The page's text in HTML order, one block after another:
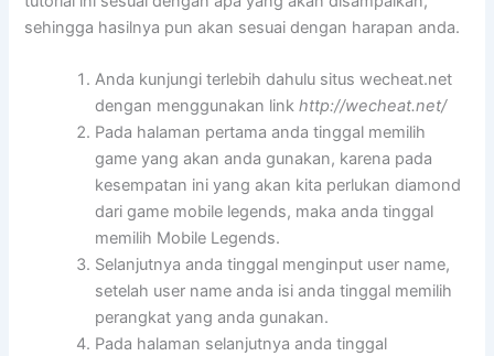
sehingga hasilnya pun akan sesuai dengan harapan anda.
Anda kunjungi terlebih dahulu situs wecheat.net
dengan menggunakan linkhttp://wecheat.net/
Pada halaman pertama anda tinggal memilih
game yang akan anda gunakan, karena pada
kesempatan ini yang akan kita perlukan diamond
dari game mobile legends, maka anda tinggal
memilih Mobile Legends.
Selanjutnya anda tinggal menginput user name,
setelah user name anda isi anda tinggal memilih
perangkat yang anda gunakan.
Pada halaman selanjutnya anda tinggal